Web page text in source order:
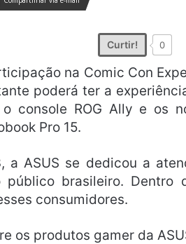
Curtir! 0
na Comic Con
poderá ter a
console ROG Ally e os
Pro 15.
a ASUS se dedicou a
público brasileiro. Dentro
consumidores.
os produtos gamer da